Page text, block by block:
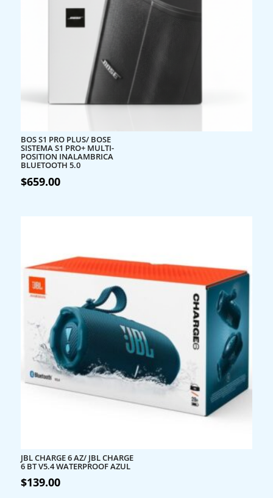
BOS S1 PRO PLUS/ BOSE
SISTEMA S1 PRO+ MULTI-
POSITION INALAMBRICA
BLUETOOTH 5.0
$659.00
JBL CHARGE 6 AZ/ JBL CHARGE
6 BT V5.4 WATERPROOF AZUL
$139.00